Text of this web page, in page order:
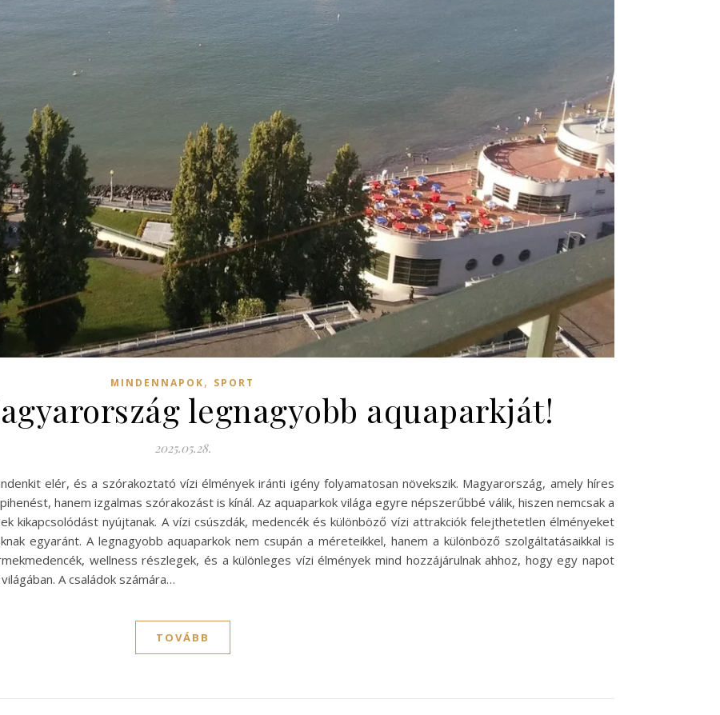
MINDENNAPOK, SPORT
legnagyobb aquaparkját!
2025.05.28.
elér, és a szórakoztató vízi élmények iránti igény folyamatosan növekszik. Magyarország, amely híres
hanem izgalmas szórakozást is kínál. Az aquaparkok világa egyre népszerűbbé válik, hiszen nemcsak a
kikapcsolódást nyújtanak. A vízi csúszdák, medencék és különböző vízi attrakciók felejthetetlen élményeket
egyaránt. A legnagyobb aquaparkok nem csupán a méreteikkel, hanem a különböző szolgáltatásaikkal is
wellness részlegek, és a különleges vízi élmények mind hozzájárulnak ahhoz, hogy egy napot
A családok számára…
TOVÁBB